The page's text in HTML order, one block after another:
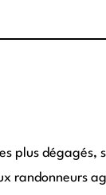
plus dégagés,
randonneurs